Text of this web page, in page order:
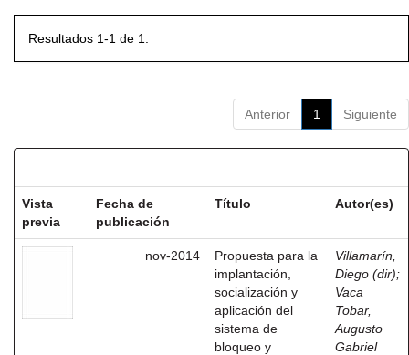
Resultados 1-1 de 1.
Anterior 1 Siguiente
Vista
previa
Fecha de
publicación
Título Autor(es)
nov-2014
Propuesta para la
implantación,
socialización y
aplicación del
sistema de
bloqueo y
Villamarín,
Diego (dir);
Vaca
Tobar,
Augusto
Gabriel